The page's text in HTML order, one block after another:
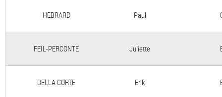
HEBRARD Paul
FEIL-PERCONTE Juliette
DELLA CORTE Erik